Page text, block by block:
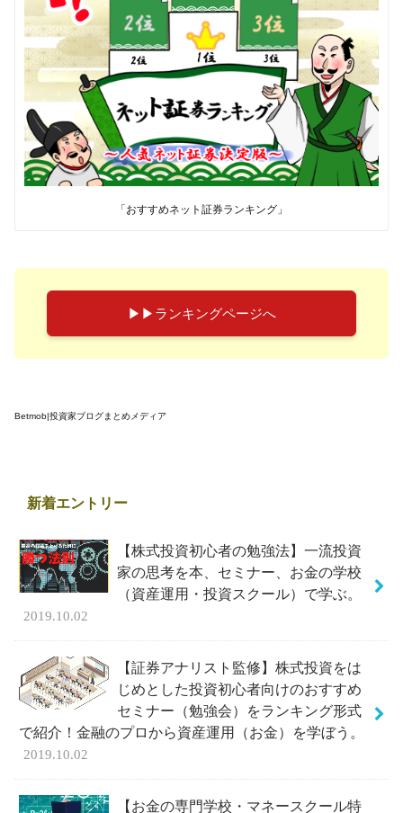
「おすすめネット証券ランキング」
▶︎▶︎ランキングページへ
Betmob|投資家ブログまとめメディア
新着エントリー
【株式投資初心者の勉強法】一流投資
家の思考を本、セミナー、お金の学校
（資産運用・投資スクール）で学ぶ。
2019.10.02
【証券アナリスト監修】株式投資をは
じめとした投資初心者向けのおすすめ
セミナー（勉強会）をランキング形式
で紹介！金融のプロから資産運用（お金）を学ぼう。
2019.10.02
【お金の専門学校・マネースクール特